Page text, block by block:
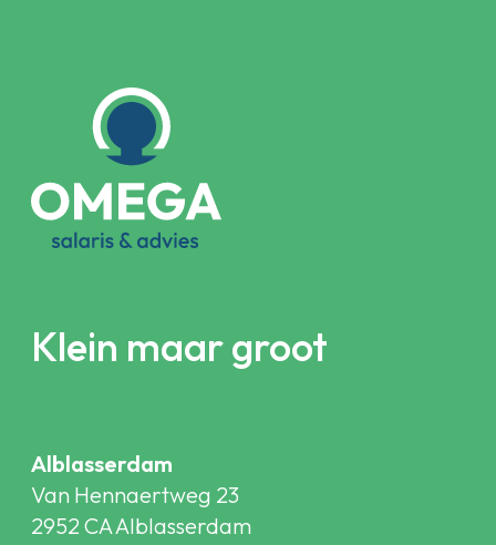
Klein maar groot
Alblasserdam
Van Hennaertweg 23
2952 CA Alblasserdam